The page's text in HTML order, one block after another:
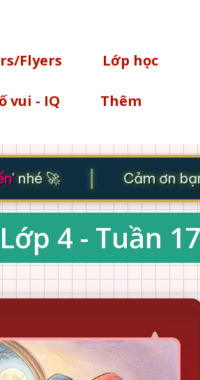
Flyers Lớp học
vui - IQ Thêm
' nhé 🚀 Cảm ơn
4 - Tuần